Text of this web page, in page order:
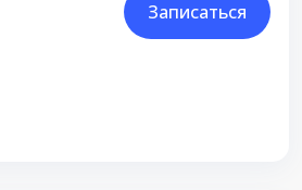
Записаться